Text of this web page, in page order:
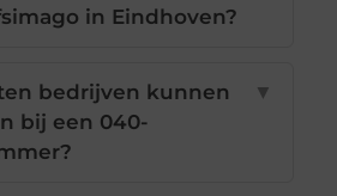
in Eindhoven?
bedrijven kunnen
bij een 040-
▼